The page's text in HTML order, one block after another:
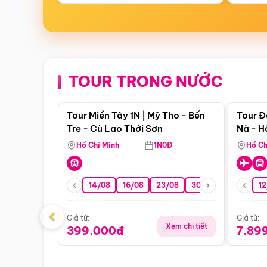
TOUR TRONG NƯỚC
Điểm nổi bật
Tour Miền Tây 1N | Mỹ Tho - Bến
Tre - Cù Lao Thới Sơn
Hồ Chí Minh 1N0Đ
14/08 16/08 23/08 30/08 06/09
Giá từ:
399.000đ Xem chi tiết
Tour
Nà -
Nha
Hồ
Giá từ:
‹